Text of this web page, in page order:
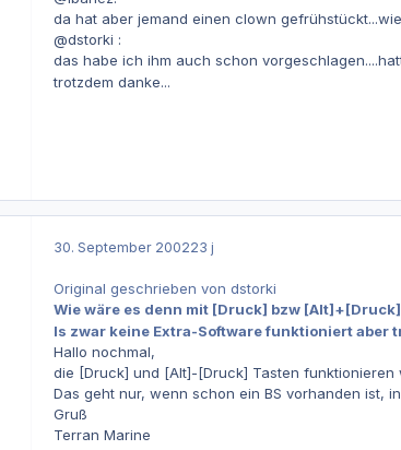
da hat aber jemand einen clown
@dstorki :
das habe ich ihm auch schon
trotzdem danke...
30. September 200223 j
Original geschrieben von dstorki
Wie wäre es denn mit [Druck] bzw
Is zwar keine Extra-Software funktioniert aber
Hallo nochmal,
die [Druck] und [Alt]-[Druck] Tasten
Das geht nur, wenn schon ein BS vorhanden ist,
Gruß
Terran Marine